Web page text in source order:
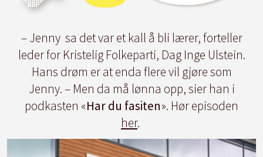
– Jenny sa det var et kall å bli lærer, forteller
leder for Kristelig Folkeparti, Dag Inge Ulstein.
Hans drøm er at enda flere vil gjøre som
Jenny. – Men da må lønna opp, sier han i
podkasten «Har du fasiten». Hør episoden
her.